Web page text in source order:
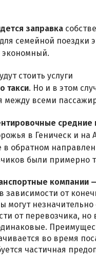
морю в целом
Азовском море
— лайфхаки
заправка
семейной поездки
экономный.
стоить услуги
такси. Но и в этом
между всеми
средние
в Геническ и на
в обратном
были примерно
компании
в зависимости от
могут незначительно
от перевозчика, но
во время
частичная